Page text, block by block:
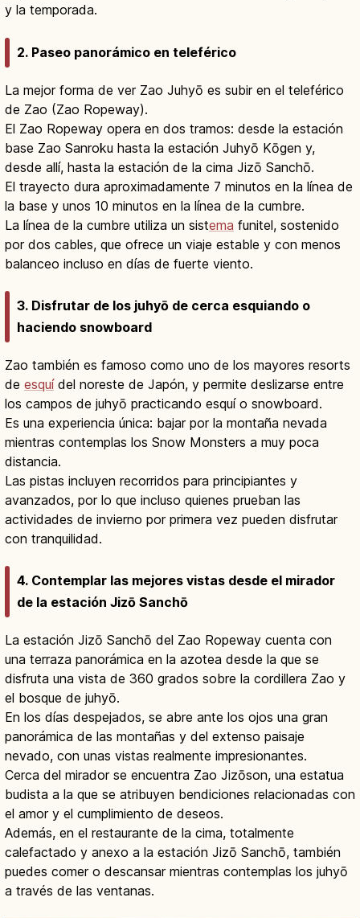
y la temporada.
2. Paseo panorámico en teleférico
La mejor forma de ver Zao Juhyō es subir en el teleférico
de Zao (Zao Ropeway).
El Zao Ropeway opera en dos tramos: desde la estación
base Zao Sanroku hasta la estación Juhyō Kōgen y,
desde allí, hasta la estación de la cima Jizō Sanchō.
El trayecto dura aproximadamente 7 minutos en la línea de
la base y unos 10 minutos en la línea de la cumbre.
La línea de la cumbre utiliza un sistema funitel, sostenido
por dos cables, que ofrece un viaje estable y con menos
balanceo incluso en días de fuerte viento.
3. Disfrutar de los juhyō de cerca esquiando o
haciendo snowboard
Zao también es famoso como uno de los mayores resorts
de esquídel noreste de Japón, y permite deslizarse entre
los campos de juhyō practicando esquí o snowboard.
Es una experiencia única: bajar por la montaña nevada
mientras contemplas los Snow Monsters a muy poca
distancia.
Las pistas incluyen recorridos para principiantes y
avanzados, por lo que incluso quienes prueban las
actividades de invierno por primera vez pueden disfrutar
con tranquilidad.
4. Contemplar las mejores vistas desde el mirador
de la estación Jizō Sanchō
La estación Jizō Sanchō del Zao Ropeway cuenta con
una terraza panorámica en la azotea desde la que se
disfruta una vista de 360 grados sobre la cordillera Zao y
el bosque de juhyō.
En los días despejados, se abre ante los ojos una gran
panorámica de las montañas y del extenso paisaje
nevado, con unas vistas realmente impresionantes.
Cerca del mirador se encuentra Zao Jizōson, una estatua
budista a la que se atribuyen bendiciones relacionadas con
el amor y el cumplimiento de deseos.
Además, en el restaurante de la cima, totalmente
calefactado y anexo a la estación Jizō Sanchō, también
puedes comer o descansar mientras contemplas los juhyō
a través de las ventanas.